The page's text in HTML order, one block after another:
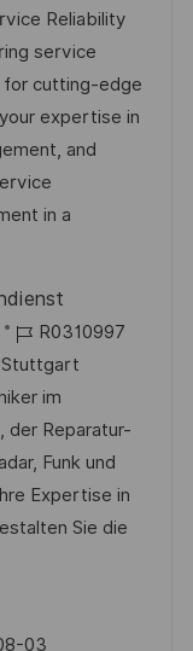
Reliability
service
for cutting-edge
expertise in
and
in a
R
é
f
é
r
e
n
R0310997
Stuttgart
im
der Reparatur-
Funk und
Expertise in
Sie die
03